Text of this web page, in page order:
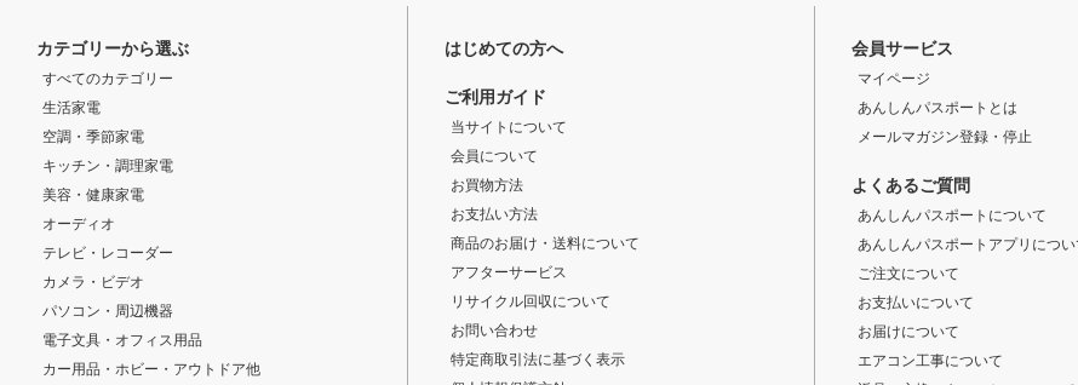
カテゴリーから選ぶ
すべてのカテゴリー
生活家電
空調・季節家電
キッチン・調理家電
美容・健康家電
オーディオ
テレビ・レコーダー
カメラ・ビデオ
パソコン・周辺機器
電子文具・オフィス用品
カー用品・ホビー・アウトドア他
はじめての方へ
ご利用ガイド
当サイトについて
会員について
お買物方法
お支払い方法
商品のお届け・送料について
アフターサービス
リサイクル回収について
お問い合わせ
特定商取引法に基づく表示
会員サービス
マイページ
あんしんパスポートとは
メールマガジン登録・停止
よくあるご質問
あんしんパスポートについて
あんしんパスポートアプリについ
ご注文について
お支払いについて
お届けについて
エアコン工事について